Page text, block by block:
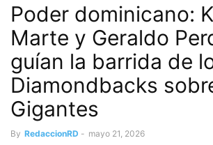
Poder dominicano:
Marte y Geraldo
guían la barrida de
Diamondbacks
Gigantes
By RedaccionRD - mayo 21, 2026